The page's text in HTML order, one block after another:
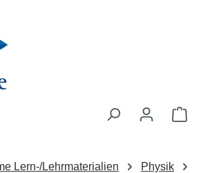
Lern-/Lehrmaterialien
Physik